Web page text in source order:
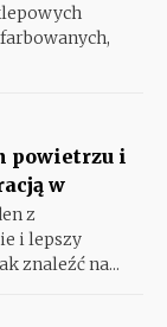
powietrzu i
w
z
i lepszy
znaleźć na...